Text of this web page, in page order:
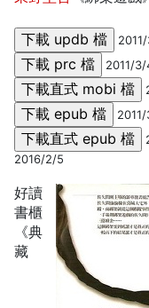
2011/
2016/2/5
好讀
書櫃
《典
藏